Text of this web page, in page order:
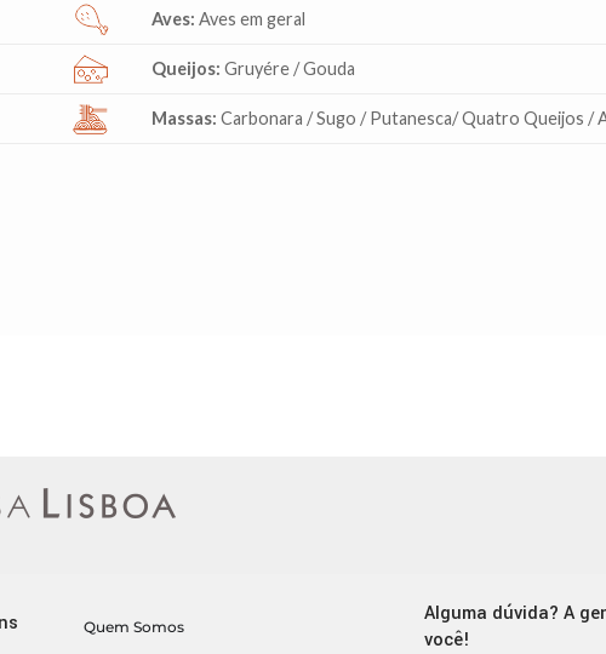
Aves: Aves em geral
Queijos: Gruyére / Gouda
Massas: Carbonara / Sugo / Putanesca/ Quatro Queijos /
Quem Somos
Alguma dúvida? A
você!